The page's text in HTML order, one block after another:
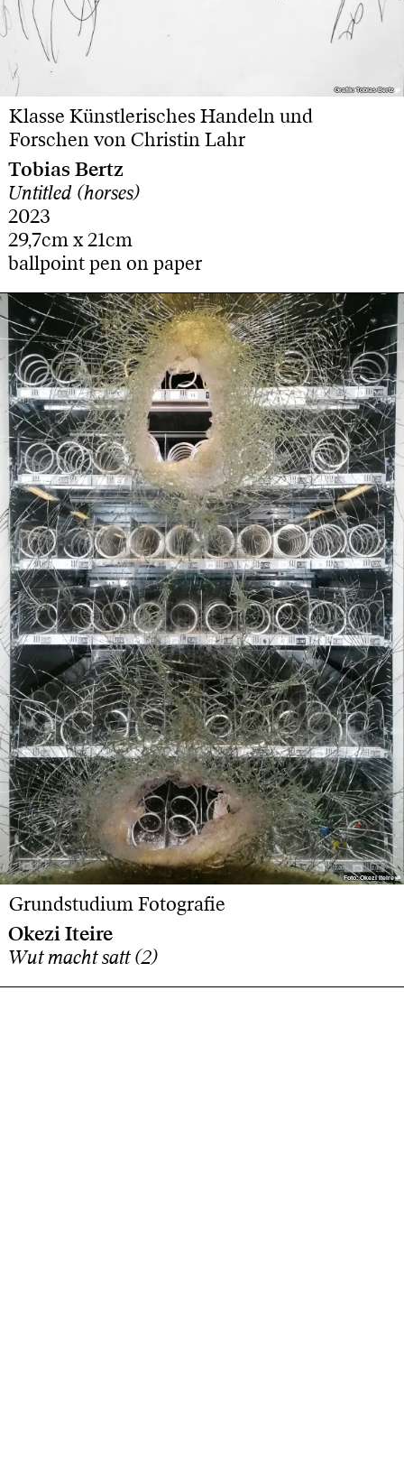
Grafik: Tobias Bertz
Grafik: Tobias Bertz
Klasse Künstlerisches Handeln und
Forschen von Christin Lahr
Tobias Bertz
Untitled (horses)
2023
29,7cm x 21cm
ballpoint pen on paper
Foto: Okezi Iteire
Foto: Okezi Iteire
Grundstudium Fotografie
Okezi Iteire
Wut macht satt (2)